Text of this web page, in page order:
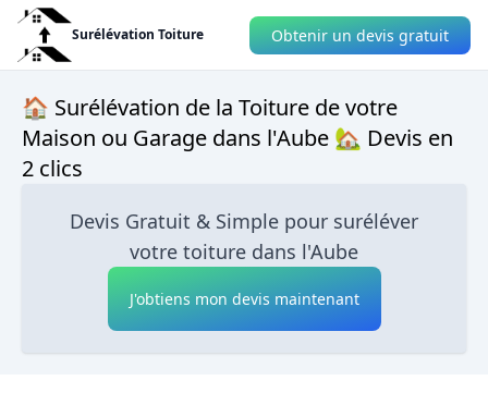
Surélévation Toiture Obtenir un devis gratuit
🏠 Surélévation de la Toiture de votre
Maison ou Garage dans l'Aube 🏡 Devis en
2 clics
Devis Gratuit & Simple pour suréléver
votre toiture dans l'Aube
J'obtiens mon devis maintenant